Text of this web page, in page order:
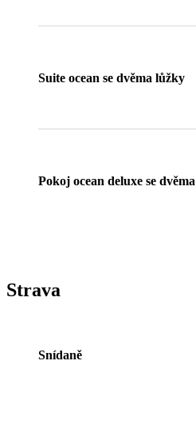
Suite ocean se dvěma lůžky
Pokoj ocean deluxe se
Strava
Snídaně